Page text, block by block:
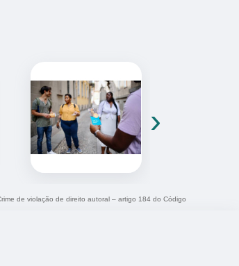
›
de violação de direito autoral – artigo 184 do Código